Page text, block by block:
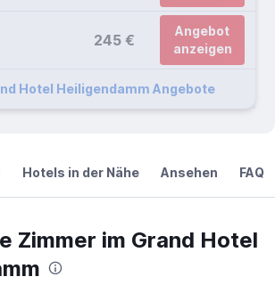
245 €
Angebot
anzeigen
Hotel Heiligendamm Angebote
Hotels in der Nähe Ansehen FAQ
Zimmer im Grand Hotel